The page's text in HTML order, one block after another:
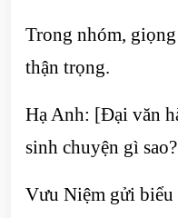
Trong nhóm,
thận trọng.
Hạ Anh: [Đại văn
sinh chuyện gì sao?
Vưu Niệm gửi biểu